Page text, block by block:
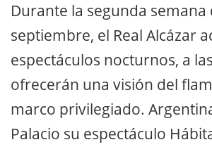
Durante la segunda semana
septiembre, el Real Alcázar
espectáculos nocturnos, a
ofrecerán una visión del
marco privilegiado.
Palacio su espectáculo